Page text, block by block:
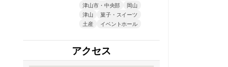
津山市・中央部
岡山
津山
菓子・スイーツ
土産
イベントホール
アクセス